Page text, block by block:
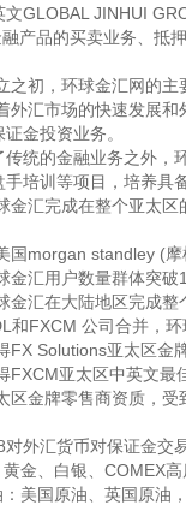
文GLOBAL JINHUI
产品的买卖业务、抵
之初，环球金汇网的主
外汇市场的快速发展
金投资业务。
传统的金融业务之外，
培训等项目，培养具
金汇完成在整个亚太
国morgan standley (
金汇用户数量群体突破
金汇在大陆地区完成整
和FXCM 公司合并，
FX Solutions亚太区金
FXCM亚太区中英文最
区金牌零售商资质，受
对外汇货币对保证金交
金、白银、COMEX
美国原油、英国原油